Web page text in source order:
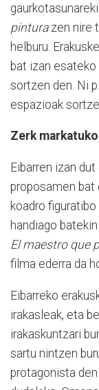
pinturazen nire
helburu.
bat izan
sortzen den. Ni
espazioak
Zerk
Eibarren izan
proposamen bat
koadro
handiago
El maestro que
filma ederra da
Eibarreko
irakasleak, eta
irakaskuntzari
sartu nintzen
protagonista